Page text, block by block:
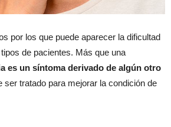
por los que puede aparecer la dificultad
de pacientes. Más que una
es un síntoma derivado de algún otro
ser tratado para mejorar la condición de